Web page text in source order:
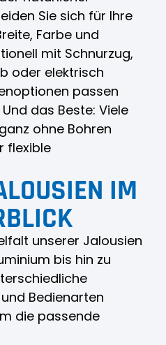
Sie sich für Ihre
Farbe und
mit Schnurzug,
oder elektrisch
passen
das Beste: Viele
ohne Bohren
flexible
IM
unserer Jalousien
bis hin zu
Bedienarten
die passende